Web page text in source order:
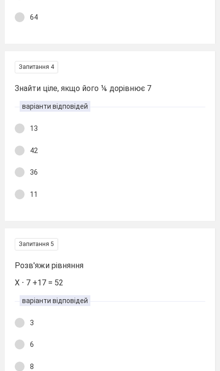
64
Запитання 4
Знайти ціле, якщо його ⅙ дорівнює 7
варіанти відповідей
13
42
36
11
Запитання 5
Розв'яжи рівняння
Х ⋅ 7 +17 = 52
варіанти відповідей
3
6
8